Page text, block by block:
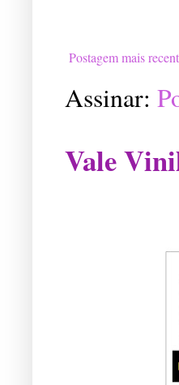
Postagem mais
Assinar:
Vale